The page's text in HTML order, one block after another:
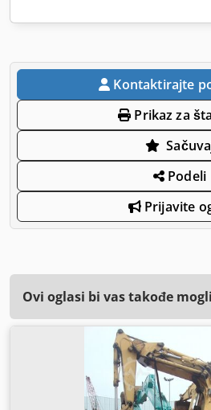
Kontaktirajte
Prikaz za
Podeli
Prijavite
Ovi oglasi bi vas takođe